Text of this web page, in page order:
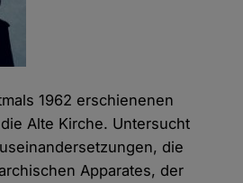
1962 erschienenen
Alte Kirche. Untersucht
die
Apparates, der